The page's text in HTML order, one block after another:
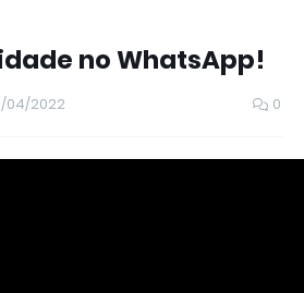
no WhatsApp!
04/2022 0